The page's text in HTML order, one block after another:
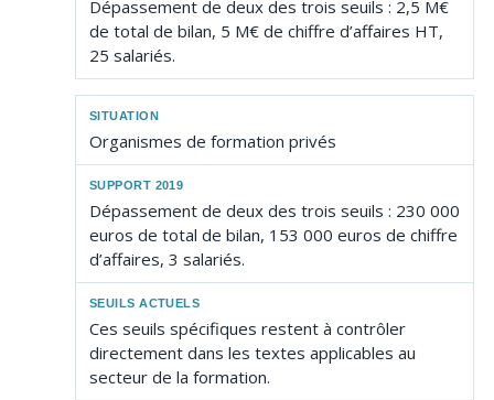
Dépassement de deux des trois seuils : 2,5 M€
de total de bilan, 5 M€ de chiffre d’affaires HT,
25 salariés.
Organismes de formation privés
Dépassement de deux des trois seuils : 230 000
euros de total de bilan, 153 000 euros de chiffre
d’affaires, 3 salariés.
Ces seuils spécifiques restent à contrôler
directement dans les textes applicables au
secteur de la formation.